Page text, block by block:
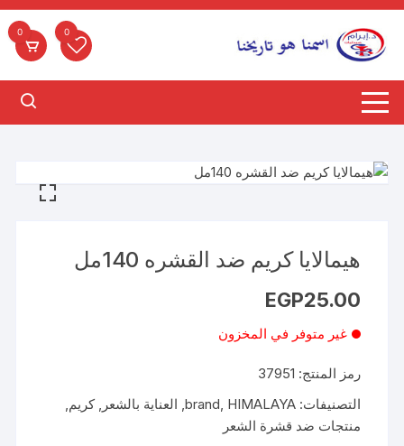
التجاوز
المحتوى
0
0
هيمالايا كريم ضد القشره 140مل
EGP25.00
غير متوفر في المخزون
رمز المنتج: 37951
التصنيفات:
brand, HIMALAYA
, العناية بالشعر ,كريم,
منتجات ضد قشرة الشعر